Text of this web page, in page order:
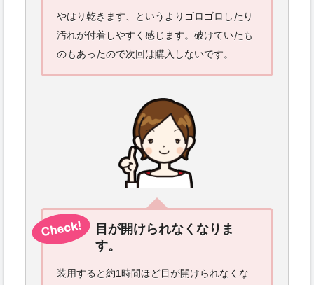
やはり乾きます、というよりゴロゴロしたり
汚れが付着しやすく感じます。破けていたも
のもあったので次回は購入しないです。
目が開けられなくなりま
す。
装用すると約1時間ほど目が開けられなくな